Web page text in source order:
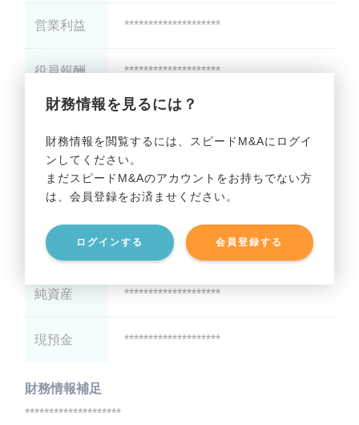
財務情報を見るには？
財務情報を閲覧するには、スピードM&Aにログイ
ンしてください。
まだスピードM&Aのアカウントをお持ちでない方
は、会員登録をお済ませください。
ログインする 会員登録する
営業利益 ********************
役員報酬 ********************
貸借対照表（B/S）
総資産 ********************
有利子負債 ********************
純資産 ********************
現預金 ********************
財務情報補足
********************